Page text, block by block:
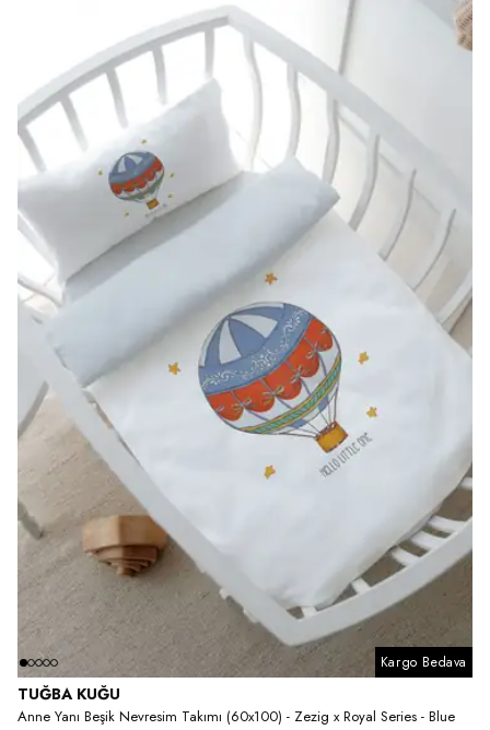
Kargo Bedava
TUĞBA KUĞU
Anne Yanı Beşik Nevresim Takımı (60x100) - Zezig x Royal Series - Blue